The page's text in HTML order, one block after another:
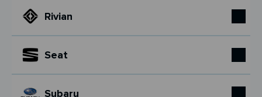
Rivian
Seat
Subaru